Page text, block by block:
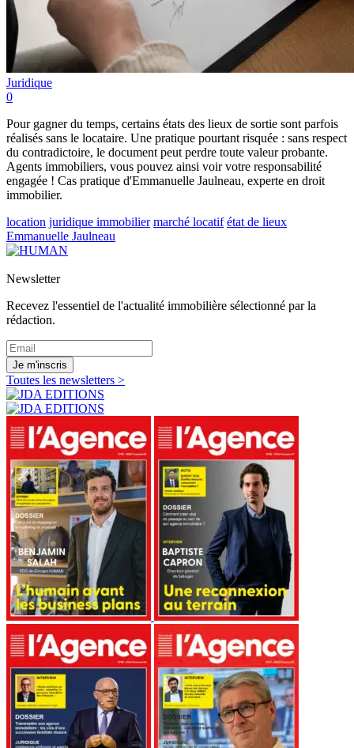
Juridique
0
Pour gagner du temps, certains états des lieux de sortie sont parfois
réalisés sans le locataire. Une pratique pourtant risquée : sans respect
du contradictoire, le document peut perdre toute valeur probante.
Agents immobiliers, vous pouvez ainsi voir votre responsabilité
engagée ! Cas pratique d'Emmanuelle Jaulneau, experte en droit
immobilier.
location juridique immobilier marché locatif état de lieux
Emmanuelle Jaulneau
Newsletter
Recevez l'essentiel de l'actualité immobilière sélectionné par la
rédaction.
Je m'inscris
Toutes les newsletters >